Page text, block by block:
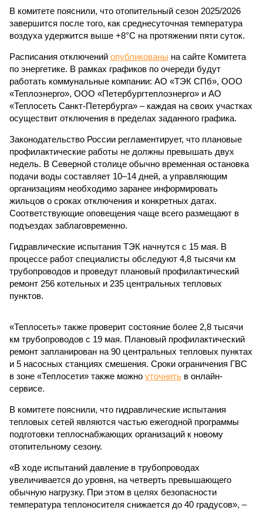
В комитете пояснили, что отопительный сезон 2025/2026
завершится после того, как среднесуточная температура
воздуха удержится выше +8°C на протяжении пяти суток.
Расписания отключений опубликованы на сайте Комитета
по энергетике. В рамках графиков по очереди будут
работать коммунальные компании: АО «ТЭК СПб», ООО
«Теплоэнерго», ООО «Петербургтеплоэнерго» и АО
«Теплосеть Санкт-Петербурга» – каждая на своих участках
осуществит отключения в пределах заданного графика.
Законодательство России регламентирует, что плановые
профилактические работы не должны превышать двух
недель. В Северной столице обычно временная остановка
подачи воды составляет 10–14 дней, а управляющим
организациям необходимо заранее информировать
жильцов о сроках отключения и конкретных датах.
Соответствующие оповещения чаще всего размещают в
подъездах заблаговременно.
Гидравлические испытания ТЭК начнутся с 15 мая. В
процессе работ специалисты обследуют 4,8 тысячи км
трубопроводов и проведут плановый профилактический
ремонт 256 котельных и 235 центральных тепловых
пунктов.
«Теплосеть» также проверит состояние более 2,8 тысячи
км трубопроводов с 19 мая. Плановый профилактический
ремонт запланирован на 90 центральных тепловых пунктах
и 5 насосных станциях смешения. Сроки ограничения ГВС
в зоне «Теплосети» также можно уточнить в онлайн-
сервисе.
В комитете пояснили, что гидравлические испытания
тепловых сетей являются частью ежегодной программы
подготовки теплоснабжающих организаций к новому
отопительному сезону.
«В ходе испытаний давление в трубопроводах
увеличивается до уровня, на четверть превышающего
обычную нагрузку. При этом в целях безопасности
температура теплоносителя снижается до 40 градусов», –